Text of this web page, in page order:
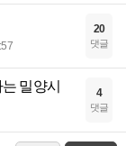
20
댓글
밀양시 4
댓글